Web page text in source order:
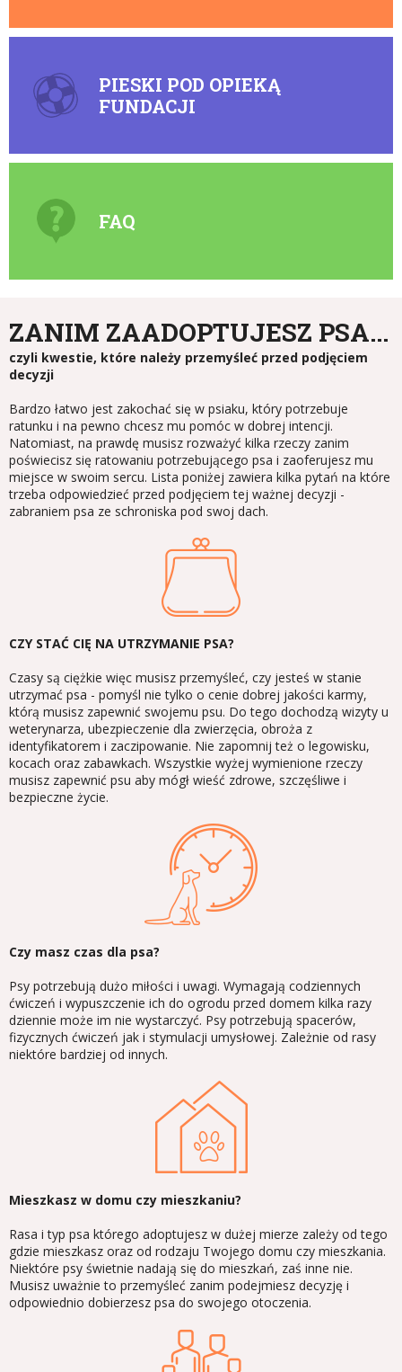
PIESKI POD OPIEKĄ
FUNDACJI
FAQ
ZANIM ZAADOPTUJESZ PSA...
czyli kwestie, które należy przemyśleć przed podjęciem
decyzji
Bardzo łatwo jest zakochać się w psiaku, który potrzebuje
ratunku i na pewno chcesz mu pomóc w dobrej intencji.
Natomiast, na prawdę musisz rozważyć kilka rzeczy zanim
poświecisz się ratowaniu potrzebującego psa i zaoferujesz mu
miejsce w swoim sercu. Lista poniżej zawiera kilka pytań na które
trzeba odpowiedzieć przed podjęciem tej ważnej decyzji -
zabraniem psa ze schroniska pod swoj dach.
CZY STAĆ CIĘ NA UTRZYMANIE PSA?
Czasy są ciężkie więc musisz przemyśleć, czy jesteś w stanie
utrzymać psa - pomyśl nie tylko o cenie dobrej jakości karmy,
którą musisz zapewnić swojemu psu. Do tego dochodzą wizyty u
weterynarza, ubezpieczenie dla zwierzęcia, obroża z
identyfikatorem i zaczipowanie. Nie zapomnij też o legowisku,
kocach oraz zabawkach. Wszystkie wyżej wymienione rzeczy
musisz zapewnić psu aby mógł wieść zdrowe, szczęśliwe i
bezpieczne życie.
Czy masz czas dla psa?
Psy potrzebują dużo miłości i uwagi. Wymagają codziennych
ćwiczeń i wypuszczenie ich do ogrodu przed domem kilka razy
dziennie może im nie wystarczyć. Psy potrzebują spacerów,
fizycznych ćwiczeń jak i stymulacji umysłowej. Zależnie od rasy
niektóre bardziej od innych.
Mieszkasz w domu czy mieszkaniu?
Rasa i typ psa którego adoptujesz w dużej mierze zależy od tego
gdzie mieszkasz oraz od rodzaju Twojego domu czy mieszkania.
Niektóre psy świetnie nadają się do mieszkań, zaś inne nie.
Musisz uważnie to przemyśleć zanim podejmiesz decyzję i
odpowiednio dobierzesz psa do swojego otoczenia.